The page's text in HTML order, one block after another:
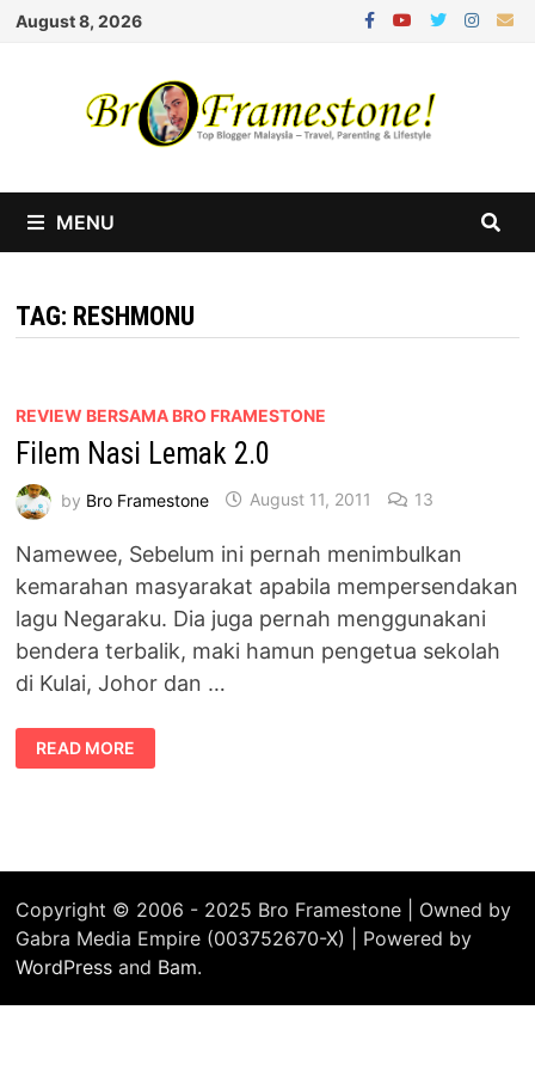
Skip
August 8, 2026
MENU
TAG: RESHMONU
REVIEW BERSAMA BRO FRAMESTONE
Filem Nasi Lemak 2.0
by Bro Framestone August 11, 2011 13
Namewee, Sebelum ini pernah menimbulkan
kemarahan masyarakat apabila mempersendakan
lagu Negaraku. Dia juga pernah menggunakani
bendera terbalik, maki hamun pengetua sekolah
di Kulai, Johor dan …
FILEM
NASI
LEMAK
READ MORE
Copyright © 2006 - 2025 Bro Framestone | Owned by
Gabra Media Empire (003752670-X) | Powered by
WordPress and Bam.